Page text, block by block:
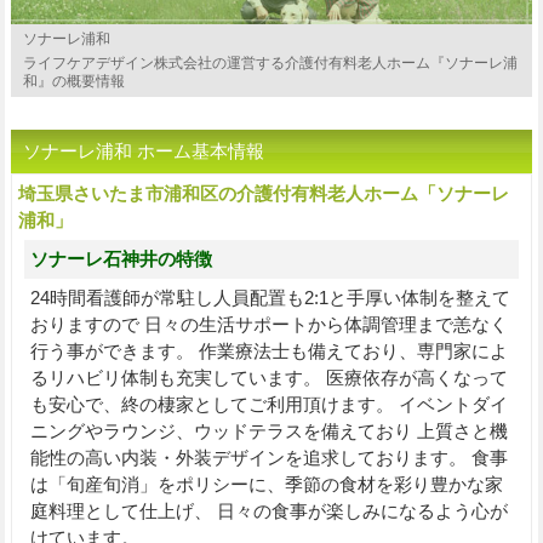
ソナーレ浦和
ライフケアデザイン株式会社の運営する介護付有料老人ホーム『ソナーレ浦
和』の概要情報
ソナーレ浦和 ホーム基本情報
埼玉県さいたま市浦和区の介護付有料老人ホーム「ソナーレ
浦和」
ソナーレ石神井の特徴
24時間看護師が常駐し人員配置も2:1と手厚い体制を整えて
おりますので 日々の生活サポートから体調管理まで恙なく
行う事ができます。 作業療法士も備えており、専門家によ
るリハビリ体制も充実しています。 医療依存が高くなって
も安心で、終の棲家としてご利用頂けます。 イベントダイ
ニングやラウンジ、ウッドテラスを備えており 上質さと機
能性の高い内装・外装デザインを追求しております。 食事
は「旬産旬消」をポリシーに、季節の食材を彩り豊かな家
庭料理として仕上げ、 日々の食事が楽しみになるよう心が
けています。